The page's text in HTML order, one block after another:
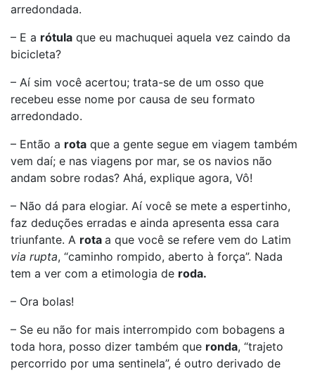
arredondada.
– E a rótula que eu machuquei aquela vez caindo da
bicicleta?
– Aí sim você acertou; trata-se de um osso que
recebeu esse nome por causa de seu formato
arredondado.
– Então a rota que a gente segue em viagem também
vem daí; e nas viagens por mar, se os navios não
andam sobre rodas? Ahá, explique agora, Vô!
– Não dá para elogiar. Aí você se mete a espertinho,
faz deduções erradas e ainda apresenta essa cara
triunfante. A rota a que você se refere vem do Latim
via rupta, “caminho rompido, aberto à força”. Nada
tem a ver com a etimologia de roda.
– Ora bolas!
– Se eu não for mais interrompido com bobagens a
toda hora, posso dizer também que ronda, “trajeto
percorrido por uma sentinela”, é outro derivado de